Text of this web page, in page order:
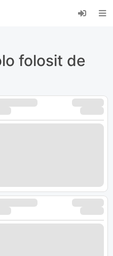
adăugați-o
actualizări
folosit de